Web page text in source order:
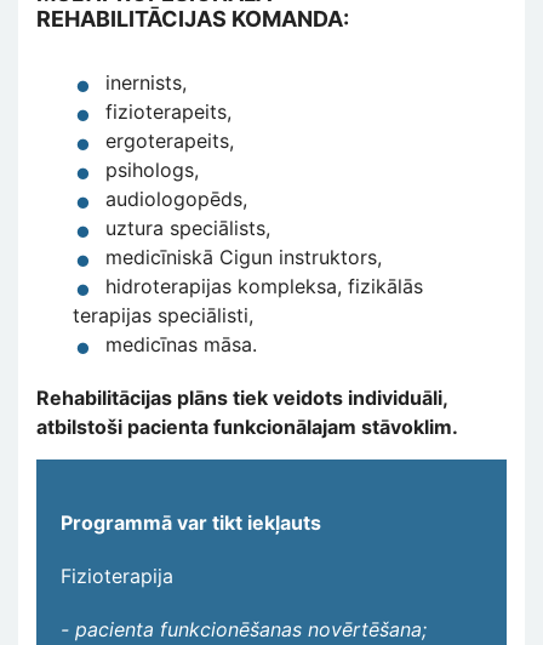
REHABILITĀCIJAS KOMANDA:
inernists,
fizioterapeits,
ergoterapeits,
psihologs,
audiologopēds,
uztura speciālists,
medicīniskā Cigun instruktors,
hidroterapijas kompleksa, fizikālās
terapijas speciālisti,
medicīnas māsa.
Rehabilitācijas plāns tiek veidots individuāli,
atbilstoši pacienta funkcionālajam stāvoklim.
Programmā var tikt iekļauts
Fizioterapija
- pacienta funkcionēšanas novērtēšana;